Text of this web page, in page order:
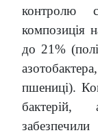
контролю
композиція
до 21%
пшениці).
бактерій,